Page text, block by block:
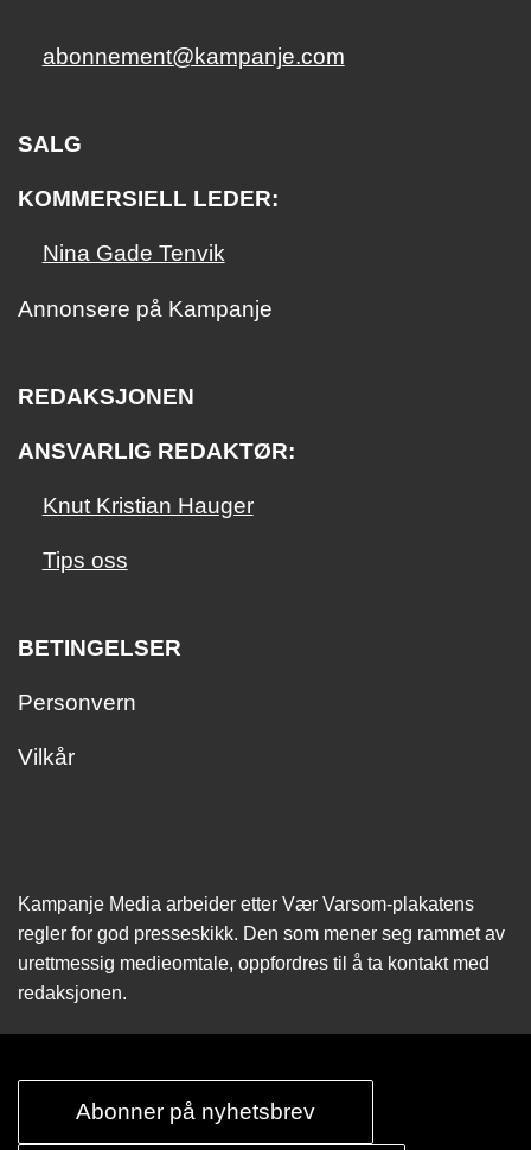
abonnement@kampanje.com
SALG
KOMMERSIELL LEDER:
Nina Gade Tenvik
Annonsere på Kampanje
REDAKSJONEN
ANSVARLIG REDAKTØR:
Knut Kristian Hauger
Tips oss
BETINGELSER
Personvern
Vilkår
Kampanje Media arbeider etter Vær Varsom-plakatens
regler for god presseskikk. Den som mener seg rammet av
urettmessig medie­omtale, oppfordres til å ta kontakt med
redaksjonen.
Abonner på nyhetsbrev